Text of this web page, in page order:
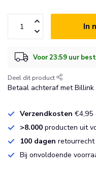
In
Voor 23:59 uur
Deel dit product
Betaal achteraf met
Verzendkosten €4,95
>8.000 producten uit
100 dagen retourrecht
Bij onvoldoende